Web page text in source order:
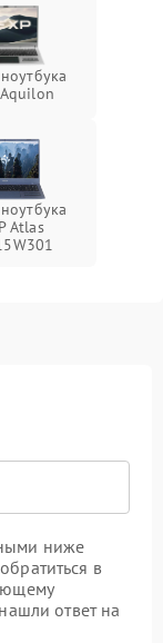
Atlas
ниже
в
ответ на